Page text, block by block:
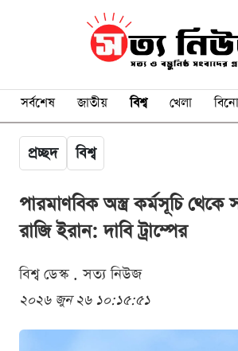
সর্বশেষ জাতীয় বিশ্ব খেলা
প্রচ্ছদ বিশ্ব
পারমাণবিক অস্ত্র কর্মসূচি
রাজি ইরান: দাবি ট্রাম্পের
বিশ্ব ডেস্ক . সত্য নিউজ
২০২৬ জুন ২৬ ১০:১৫:৫১